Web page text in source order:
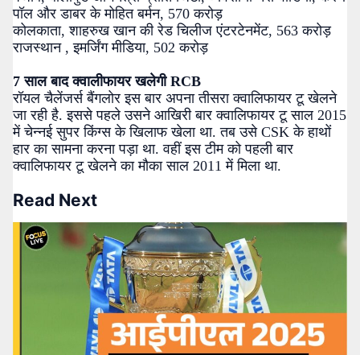
पॉल और डाबर के मोहित बर्मन, 570 करोड़
कोलकाता, शाहरुख खान की रेड चिलीज एंटरटेनमेंट, 563 करोड़
राजस्थान , इमर्जिंग मीडिया, 502 करोड़
7 साल बाद क्वालीफायर खलेगी RCB
रॉयल चैलेंजर्स बैंगलोर इस बार अपना तीसरा क्वालिफायर टू खेलने
जा रही है. इससे पहले उसने आखिरी बार क्वालिफायर टू साल 2015
में चेन्नई सुपर किंग्स के खिलाफ खेला था. तब उसे CSK के हाथों
हार का सामना करना पड़ा था. वहीं इस टीम को पहली बार
क्वालिफायर टू खेलने का मौका साल 2011 में मिला था.
Read Next